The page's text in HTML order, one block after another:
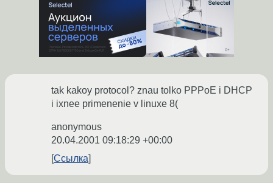
tak kakoy protocol? znau tolko PPPoE i DHCP
i ixnee primenenie v linuxe 8(
anonymous
20.04.2001 09:18:29 +00:00
Ссылка